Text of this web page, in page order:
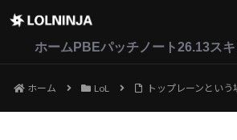
ホーム PBEパッチノート26.13ス
ホーム LoL トップレーンという場所に良い事は